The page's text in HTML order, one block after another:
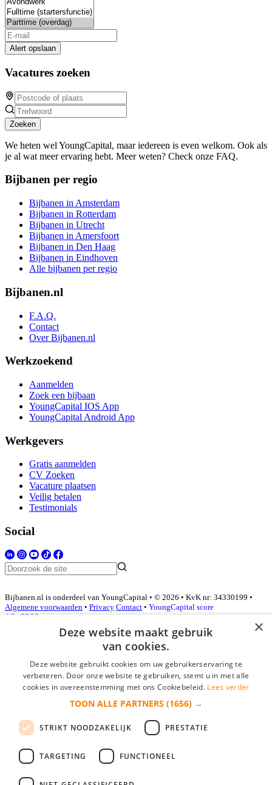
Alert opslaan
Vacatures zoeken
Zoeken
We heten wel YoungCapital, maar iedereen is even welkom. Ook als
je al wat meer ervaring hebt. Meer weten? Check onze FAQ.
Bijbanen per regio
Bijbanen in Amsterdam
Bijbanen in Rotterdam
Bijbanen in Utrecht
Bijbanen in Amersfoort
Bijbanen in Den Haag
Bijbanen in Eindhoven
Alle bijbanen per regio
Bijbanen.nl
F.A.Q.
Contact
Over Bijbanen.nl
Werkzoekend
Aanmelden
Zoek een bijbaan
YoungCapital IOS App
YoungCapital Android App
Werkgevers
Gratis aanmelden
CV Zoeken
Vacature plaatsen
Veilig betalen
Testimonials
Social
Bijbanen.nl is onderdeel van YoungCapital • © 2026 • KvK nr: 34330199 •
Algemene voorwaarden • Privacy Contact • YoungCapital score
4.3 - 3366 reviews
Inloggen als bedrijf
*
login gegevens onthouden
login
Bedrijf aanmelden
×
Deze website maakt gebruik
van cookies.
Deze website gebruikt cookies om uw gebruikerservaring te
verbeteren. Door onze website te gebruiken, stemt u in met alle
cookies in overeenstemming met ons Cookiebeleid. Lees verder
TOON ALLE PARTNERS (1656) →
STRIKT NOODZAKELIJK PRESTATIE
TARGETING FUNCTIONEEL